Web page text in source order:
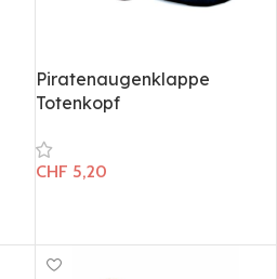
Piratenaugenklappe
Totenkopf
CHF 5,20